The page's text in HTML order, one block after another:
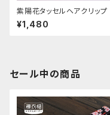
紫陽花タッセルヘアクリップ
¥1,480
セール中の商品